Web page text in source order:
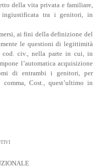
della vita privata e familiare,
ingiustificata tra i genitori, in
ai fini della definizione del
le questioni di legittimità
cod. civ., nella parte in cui, in
l’automatica acquisizione
di entrambi i genitori, per
Cost., quest’ultimo in